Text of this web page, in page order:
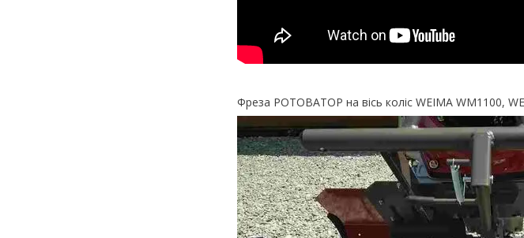
Фреза РОТОВАТОР на вісь коліс WEIMA WM1100,